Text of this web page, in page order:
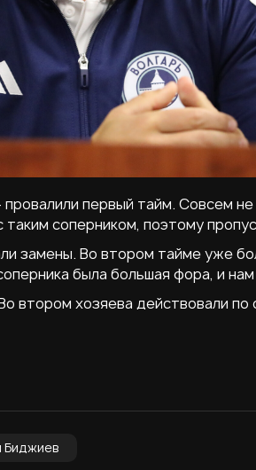
первый тайм. Совсем не
соперником, поэтому
замены. Во втором тайме уже
была большая фора, и
втором хозяева действовали по
Биджиев